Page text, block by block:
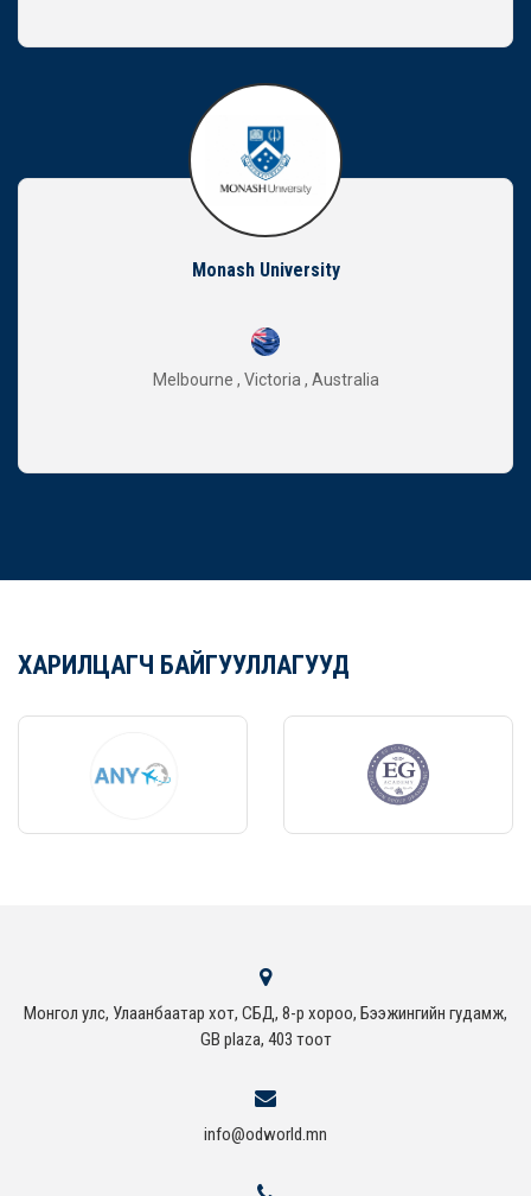
Monash University
Melbourne , Victoria , Australia
ХАРИЛЦАГЧ БАЙГУУЛЛАГУУД
Монгол улс, Улаанбаатар хот, СБД, 8-р хороо, Бээжингийн гудамж,
GB plaza, 403 тоот
info@odworld.mn